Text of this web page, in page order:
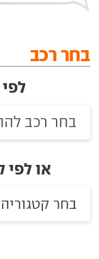
בחר רכב
או לפי
בחר קטגוריה